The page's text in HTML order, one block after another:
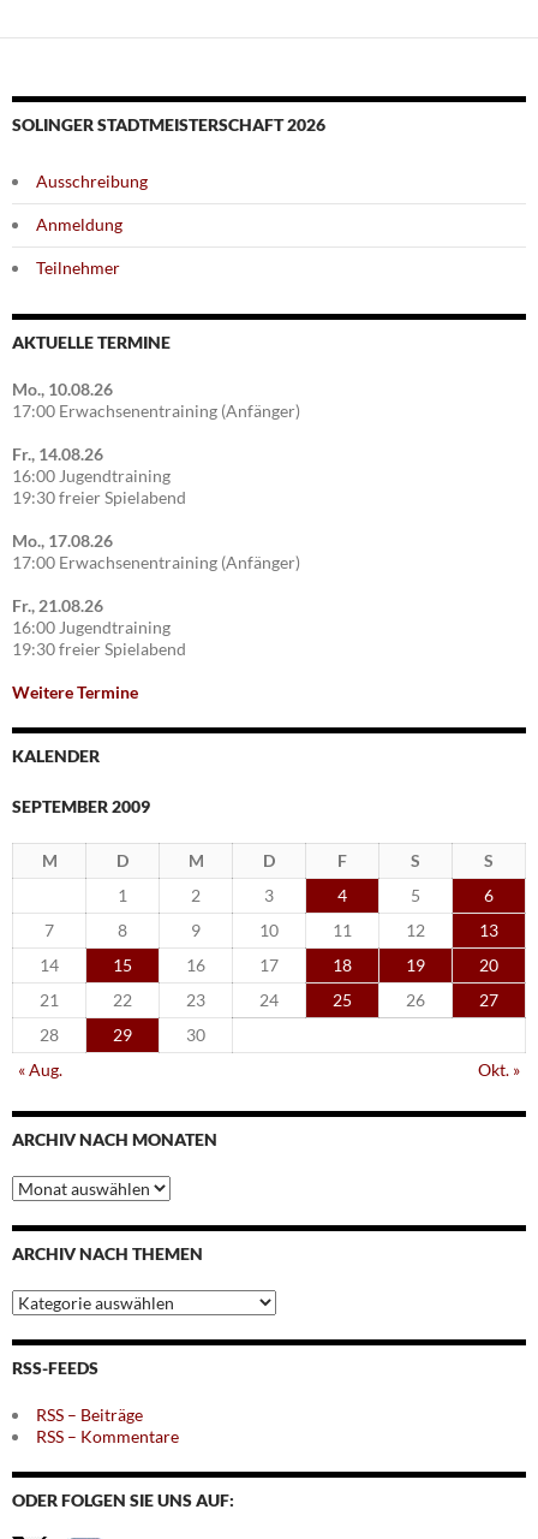
SOLINGER STADTMEISTERSCHAFT 2026
Ausschreibung
Anmeldung
Teilnehmer
AKTUELLE TERMINE
Mo., 10.08.26
17:00 Erwachsenentraining (Anfänger)
Fr., 14.08.26
16:00 Jugendtraining
19:30 freier Spielabend
Mo., 17.08.26
17:00 Erwachsenentraining (Anfänger)
Fr., 21.08.26
16:00 Jugendtraining
19:30 freier Spielabend
Weitere Termine
KALENDER
SEPTEMBER 2009
M D M D F S
S
1
2 3 4 5
6
7
8 9 10 11 12
13
14
15 16 17 18 19
20
21
22 23 24 25 26
27
28
29
30
« Aug.
Okt. »
ARCHIV NACH MONATEN
Archiv
nach
Monaten
ARCHIV NACH THEMEN
Archiv
nach
Themen
RSS-FEEDS
RSS – Beiträge
RSS – Kommentare
ODER FOLGEN SIE UNS AUF: